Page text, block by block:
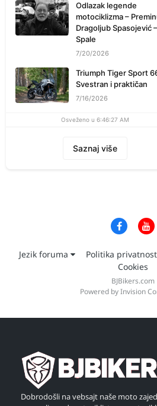
Odlazak legende
motociklizma –
Dragoljub Spasojević –
Spale
7/20/2026
Triumph Tiger Sport
Svestran i praktičan
7/16/2026
Osveženo u 6:46:27 AM
Saznaj više
Jezik foruma Politika
Cookies
BJBikers.com
Powered by Invision
Dobrodošli na vebsajt naše moto